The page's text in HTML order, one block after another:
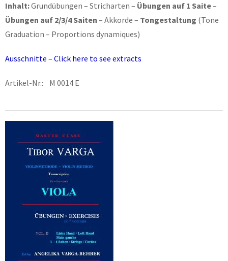
Inhalt:Grundübungen – Stricharten – Übungen auf 1 Saite–
Übungen auf 2/3/4 Saiten – Akkorde – Tongestaltung (Tone
Graduation – Proportions dynamiques)
Ausschnitte – Click here to see extracts
Artikel-Nr.: M 0014 E